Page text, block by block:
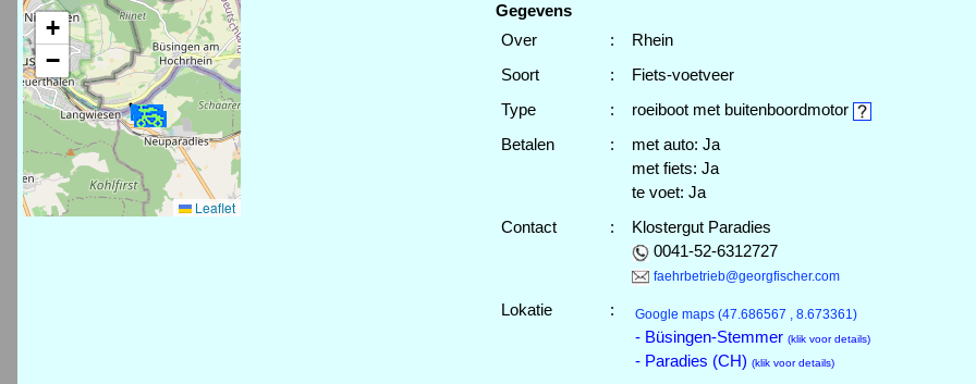
+
−
Leaflet
Gegevens
Over
:
Rhein
Soort
:
Fiets-voetveer
Type
:
roeiboot met buitenboordmotor
Betalen
:
met auto: Ja
met fiets: Ja
te voet: Ja
Contact
:
Klostergut Paradies
0041-52-6312727
faehrbetrieb@georgfischer.com
Lokatie : Google maps (47.686567 , 8.673361)
- Büsingen-Stemmer (klik voor details)
- Paradies (CH) (klik voor details)